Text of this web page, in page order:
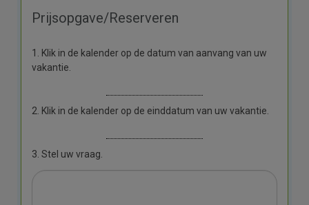
Prijsopgave/Reserveren
1. Klik in de kalender op de datum van aanvang van uw
vakantie.
2. Klik in de kalender op de einddatum van uw vakantie.
3. Stel uw vraag.